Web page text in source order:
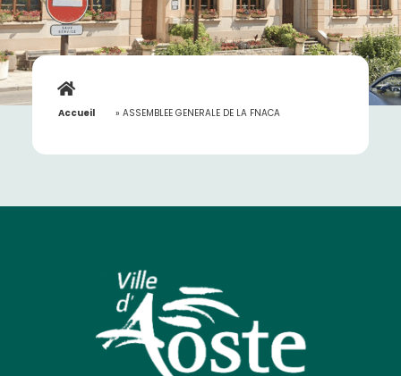
Accueil »ASSEMBLEE GENERALE DE LA FNACA